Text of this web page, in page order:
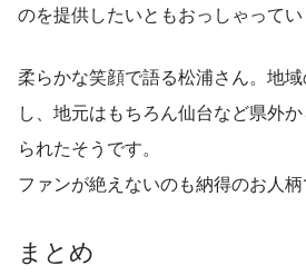
のを提供したいともおっしゃってい
柔らかな笑顔で語る松浦さん。地
し、地元はもちろん仙台など県外
られたそうです。
ファンが絶えないのも納得のお人柄
まとめ